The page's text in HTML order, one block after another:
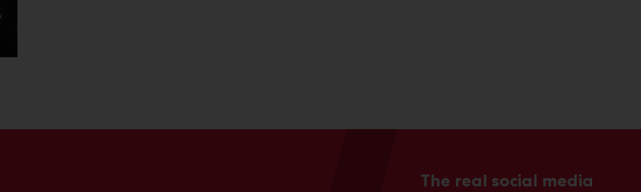
The real social media